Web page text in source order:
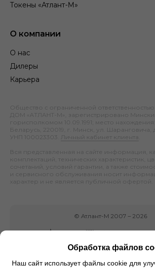
Токены «Атлант-М»
О компании
О нас
Дилеры
Карьера
Общество с ограниченной
ДОМ «АТЛАНТ-М», зарегистрировано
горисполкомом 10.09.1991; место
Беларусь, 220019, г. Минск, ул. Шаранговича,
УНП 100023303.
Личный кабинет клиента
Вся представленная на сайте информация,
комплектаций, технических характеристик,
сочетаний, условий гарантии, а также
и сервисного обслуживания носит
характер и не является публичной офертой.
© Атлант-М 2007 – 2026
Обработка файлов
Наш сайт использует файлы cookie для